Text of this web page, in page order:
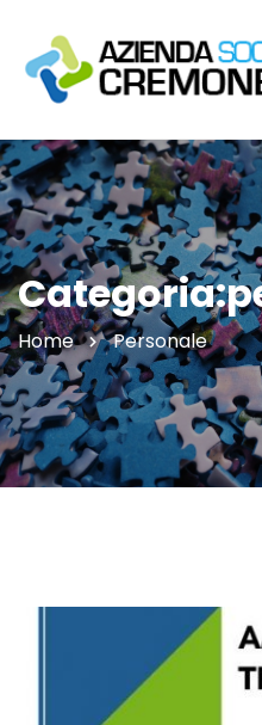
Home Personale